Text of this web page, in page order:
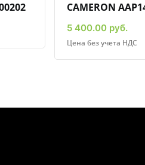
CAMERON
5 400.00 руб.
Цена без учета НДС